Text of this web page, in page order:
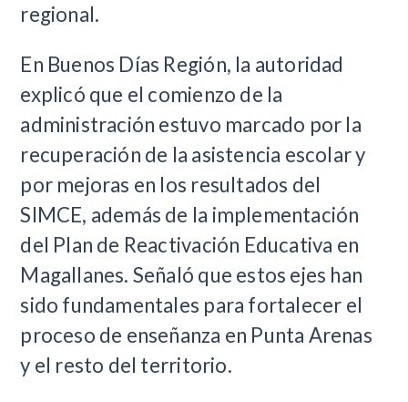
regional.
En Buenos Días Región, la autoridad
explicó que el comienzo de la
administración estuvo marcado por la
recuperación de la asistencia escolar y
por mejoras en los resultados del
SIMCE, además de la implementación
del Plan de Reactivación Educativa en
Magallanes. Señaló que estos ejes han
sido fundamentales para fortalecer el
proceso de enseñanza en Punta Arenas
y el resto del territorio.